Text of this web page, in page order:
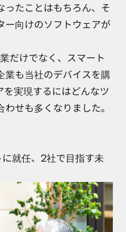
ったことはもちろん、そ
ー向けのソフトウェアが
だけでなく、スマート
業も当社のデバイスを購
を実現するにはどんなツ
せも多くなりました。
就任、2社で目指す未